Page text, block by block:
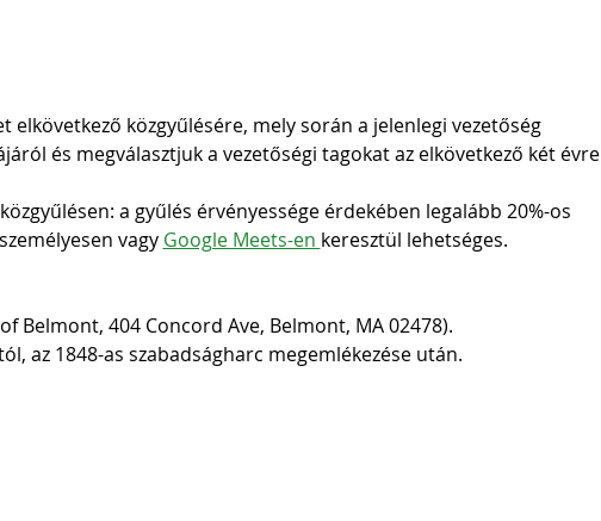
elkövetkező közgyűlésére, mely során a jelenlegi vezetőség
és megválasztjuk a vezetőségi tagokat az elkövetkező két
a gyűlés érvényessége érdekében legalább 20%-os
vagy Google Meets-en keresztül lehetséges.
Belmont, 404 Concord Ave, Belmont, MA 02478).
az 1848-as szabadságharc megemlékezése után.